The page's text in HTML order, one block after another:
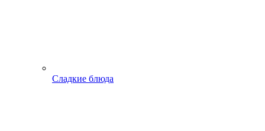
Сладкие блюда